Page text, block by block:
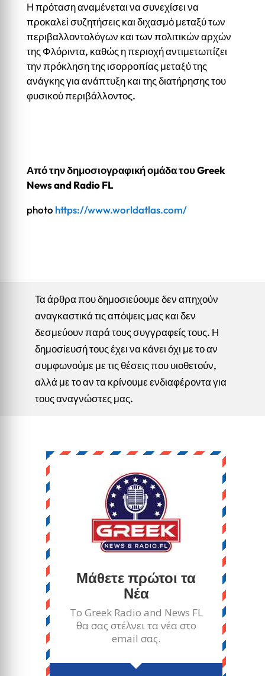
Η πρόταση αναμένεται να συνεχίσει να
προκαλεί συζητήσεις και διχασμό μεταξύ των
περιβαλλοντολόγων και των πολιτικών αρχών
της Φλόριντα, καθώς η περιοχή αντιμετωπίζει
την πρόκληση της ισορροπίας μεταξύ της
ανάγκης για ανάπτυξη και της διατήρησης του
φυσικού περιβάλλοντος.
Από την δημοσιογραφική ομάδα του Greek
News and Radio FL
photo https://www.worldatlas.com/
Τα άρθρα που δημοσιεύουμε δεν απηχούν
αναγκαστικά τις απόψεις μας και δεν
δεσμεύουν παρά τους συγγραφείς τους. Η
δημοσίευσή τους έχει να κάνει όχι με το αν
συμφωνούμε με τις θέσεις που υιοθετούν,
αλλά με το αν τα κρίνουμε ενδιαφέροντα για
τους αναγνώστες μας.
Μάθετε πρώτοι τα
Νέα
Το Greek Radio and News FL
θα σας στέλνει τα νέα στο
email σας.